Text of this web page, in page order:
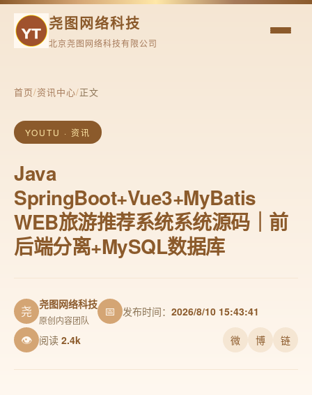
尧图网络科技
北京尧图网络科技有限公司
首页/资讯中心/正文
YOUTU · 资讯
Java
SpringBoot+Vue3+MyBatis
WEB旅游推荐系统系统源码｜前
后端分离+MySQL数据库
尧 尧图网络科技
原创内容团队
📅 发布时间： 2026/8/10 15:43:41
👁 阅读 2.4k 微 博 链